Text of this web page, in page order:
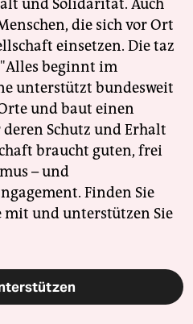
und Solidarität. Auch
die sich vor Ort
einsetzen. Die taz
beginnt im
unterstützt bundesweit
und baut einen
Schutz und Erhalt
braucht guten, frei
– und
Finden Sie
mit und unterstützen Sie